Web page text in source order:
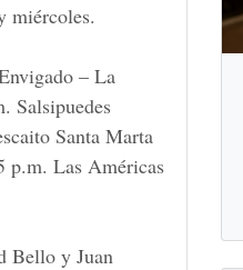
miércoles.
– La
Salsipuedes
Santa Marta
p.m. Las Américas
Bello y Juan